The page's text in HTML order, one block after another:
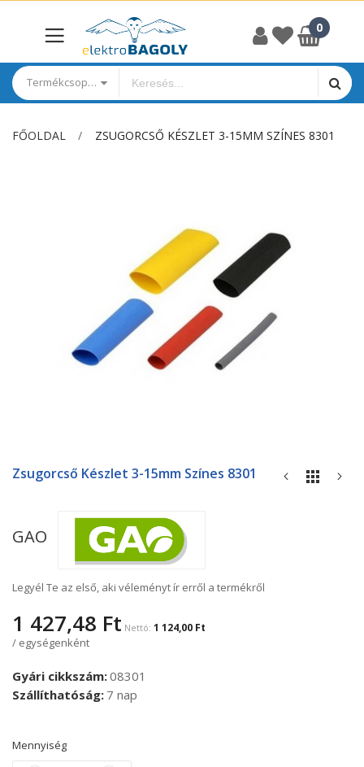
Termékcsoportok
FŐOLDAL ZSUGORCSŐ KÉSZLET 3-15MM SZÍNES 8301
a
Zsugorcső Készlet 3-15mm Színes 8301
GAO
Legyél Te az első, aki véleményt ír erről a termékről
1 427,48 Ft 1 124,00 Ft
/ egységenként
Gyári cikkszám 08301
Szállíthatóság 7 nap
Mennyiség